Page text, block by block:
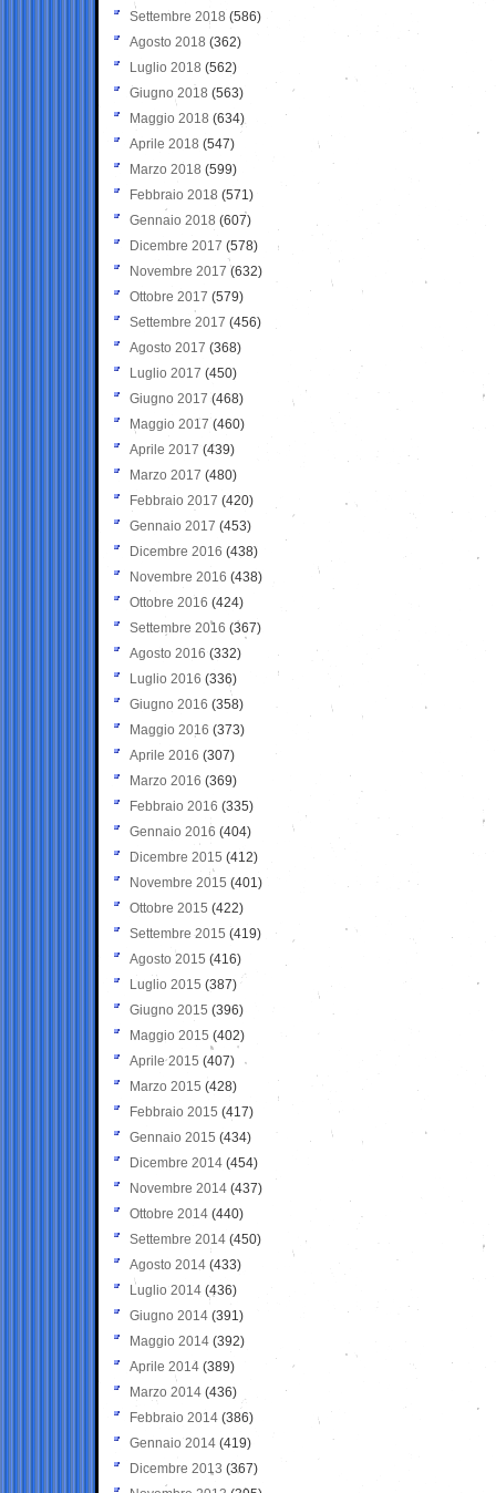
Settembre 2018 (586)
Agosto 2018 (362)
Luglio 2018 (562)
Giugno 2018 (563)
Maggio 2018 (634)
Aprile 2018 (547)
Marzo 2018 (599)
Febbraio 2018 (571)
Gennaio 2018 (607)
Dicembre 2017 (578)
Novembre 2017 (632)
Ottobre 2017 (579)
Settembre 2017 (456)
Agosto 2017 (368)
Luglio 2017 (450)
Giugno 2017 (468)
Maggio 2017 (460)
Aprile 2017 (439)
Marzo 2017 (480)
Febbraio 2017 (420)
Gennaio 2017 (453)
Dicembre 2016 (438)
Novembre 2016 (438)
Ottobre 2016 (424)
Settembre 2016 (367)
Agosto 2016 (332)
Luglio 2016 (336)
Giugno 2016 (358)
Maggio 2016 (373)
Aprile 2016 (307)
Marzo 2016 (369)
Febbraio 2016 (335)
Gennaio 2016 (404)
Dicembre 2015 (412)
Novembre 2015 (401)
Ottobre 2015 (422)
Settembre 2015 (419)
Agosto 2015 (416)
Luglio 2015 (387)
Giugno 2015 (396)
Maggio 2015 (402)
Aprile 2015 (407)
Marzo 2015 (428)
Febbraio 2015 (417)
Gennaio 2015 (434)
Dicembre 2014 (454)
Novembre 2014 (437)
Ottobre 2014 (440)
Settembre 2014 (450)
Agosto 2014 (433)
Luglio 2014 (436)
Giugno 2014 (391)
Maggio 2014 (392)
Aprile 2014 (389)
Marzo 2014 (436)
Febbraio 2014 (386)
Gennaio 2014 (419)
Dicembre 2013 (367)